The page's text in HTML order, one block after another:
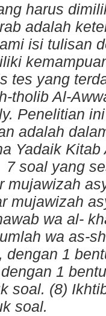
harus
adalah
isi tulisan
tes yang
tholib Al-
Penelitian
adalah
Yadaik
soal yang
mujawizah
wa al-
wa as-
dengan 1
1
soal. (8)
soal.